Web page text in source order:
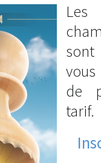
Les
sont
de
tarif.